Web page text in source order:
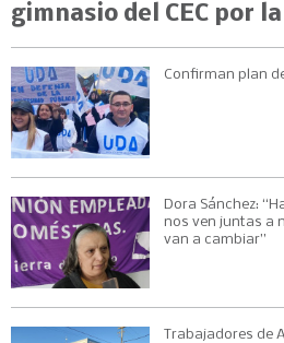
gimnasio del CEC por
Confirman plan
Dora Sánchez:
nos ven juntas a
van a cambiar”
Trabajadores de